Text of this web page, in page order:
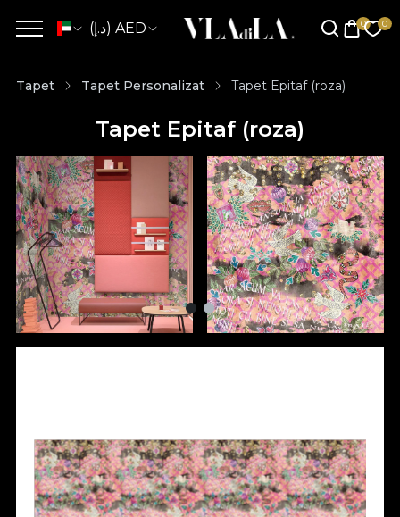
(د.إ) AED
Tapet Tapet Personalizat Tapet Epitaf (roza)
Tapet Epitaf (roza)